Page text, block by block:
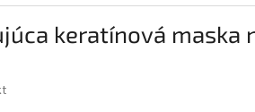
keratínová maska